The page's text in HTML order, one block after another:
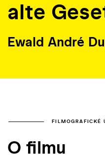
alte
Ewald André
FILMOGRAFICKÉ
O filmu